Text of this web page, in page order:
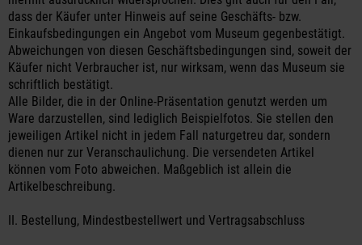
dass der Käufer unter Hinweis auf seine Geschäfts- bzw.
Einkaufsbedingungen ein Angebot vom Museum gegenbestätigt.
Abweichungen von diesen Geschäftsbedingungen sind, soweit der
Käufer nicht Verbraucher ist, nur wirksam, wenn das Museum sie
schriftlich bestätigt.
Alle Bilder, die in der Online-Präsentation genutzt werden um
Ware darzustellen, sind lediglich Beispielfotos. Sie stellen den
jeweiligen Artikel nicht in jedem Fall naturgetreu dar, sondern
dienen nur zur Veranschaulichung. Die versendeten Artikel
können vom Foto abweichen. Maßgeblich ist allein die
Artikelbeschreibung.
II. Bestellung, Mindestbestellwert und Vertragsabschluss